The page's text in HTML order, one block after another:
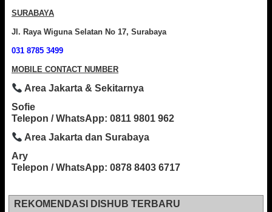
SURABAYA
Jl. Raya Wiguna Selatan No 17, Surabaya
031 8785 3499
MOBILE CONTACT NUMBER
Area Jakarta & Sekitarnya
Sofie
Telepon / WhatsApp: 0811 9801 962
Area Jakarta dan Surabaya
Ary
Telepon / WhatsApp: 0878 8403 6717
REKOMENDASI DISHUB TERBARU